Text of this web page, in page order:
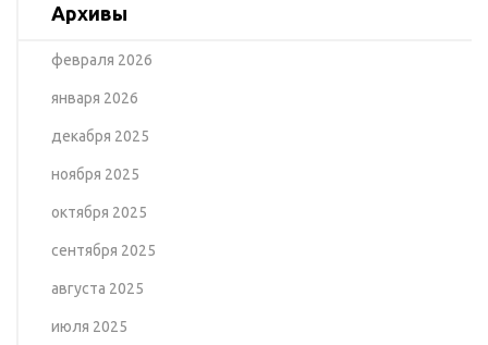
Архивы
февраля 2026
января 2026
декабря 2025
ноября 2025
октября 2025
сентября 2025
августа 2025
июля 2025